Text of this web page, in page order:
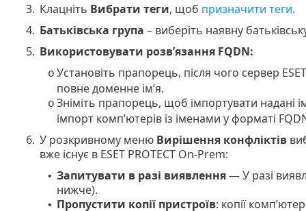
3. Клацніть Вибрати теги, щоб призначити теги.
4. Батьківська група – виберіть наявну
5. Використовувати розв’язання FQDN:
o Установіть прапорець, після чого сервер
повне доменне ім’я.
o Зніміть прапорець, щоб імпортувати надані
імпорт комп’ютерів із іменами у форматі
6. У розкривному меню Вирішення конфліктів
вже існує в ESET PROTECT On-Prem:
• Запитувати в разі виявлення— У разі
нижче).
• Пропустити копії пристроїв: копії